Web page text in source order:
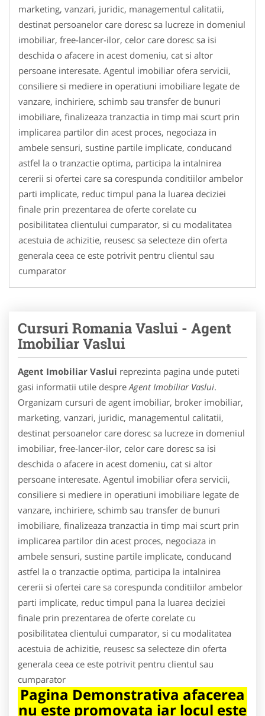
marketing, vanzari, juridic, managementul calitatii,
destinat persoanelor care doresc sa lucreze in domeniul
imobiliar, free-lancer-ilor, celor care doresc sa isi
deschida o afacere in acest domeniu, cat si altor
persoane interesate. Agentul imobiliar ofera servicii,
consiliere si mediere in operatiuni imobiliare legate de
vanzare, inchiriere, schimb sau transfer de bunuri
imobiliare, finalizeaza tranzactia in timp mai scurt prin
implicarea partilor din acest proces, negociaza in
ambele sensuri, sustine partile implicate, conducand
astfel la o tranzactie optima, participa la intalnirea
cererii si ofertei care sa corespunda conditiilor ambelor
parti implicate, reduc timpul pana la luarea deciziei
finale prin prezentarea de oferte corelate cu
posibilitatea clientului cumparator, si cu modalitatea
acestuia de achizitie, reusesc sa selecteze din oferta
generala ceea ce este potrivit pentru clientul sau
cumparator
Cursuri Romania Vaslui - Agent
Imobiliar Vaslui
Agent Imobiliar Vaslui reprezinta pagina unde puteti
gasi informatii utile despre Agent Imobiliar Vaslui.
Organizam cursuri de agent imobiliar, broker imobiliar,
marketing, vanzari, juridic, managementul calitatii,
destinat persoanelor care doresc sa lucreze in domeniul
imobiliar, free-lancer-ilor, celor care doresc sa isi
deschida o afacere in acest domeniu, cat si altor
persoane interesate. Agentul imobiliar ofera servicii,
consiliere si mediere in operatiuni imobiliare legate de
vanzare, inchiriere, schimb sau transfer de bunuri
imobiliare, finalizeaza tranzactia in timp mai scurt prin
implicarea partilor din acest proces, negociaza in
ambele sensuri, sustine partile implicate, conducand
astfel la o tranzactie optima, participa la intalnirea
cererii si ofertei care sa corespunda conditiilor ambelor
parti implicate, reduc timpul pana la luarea deciziei
finale prin prezentarea de oferte corelate cu
posibilitatea clientului cumparator, si cu modalitatea
acestuia de achizitie, reusesc sa selecteze din oferta
generala ceea ce este potrivit pentru clientul sau
cumparator
Pagina Demonstrativa afacerea
nu este promovata iar locul este